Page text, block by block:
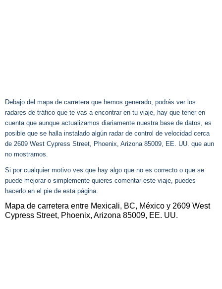
Debajo del mapa de carretera que hemos generado, podrás ver los
radares de tráfico que te vas a encontrar en tu viaje, hay que tener en
cuenta que aunque actualizamos diariamente nuestra base de datos, es
posible que se halla instalado algún radar de control de velocidad cerca
de 2609 West Cypress Street, Phoenix, Arizona 85009, EE. UU. que aun
no mostramos.
Si por cualquier motivo ves que hay algo que no es correcto o que se
puede mejorar o simplemente quieres comentar este viaje, puedes
hacerlo en el pie de esta página.
Mapa de carretera entre Mexicali, BC, México y 2609 West
Cypress Street, Phoenix, Arizona 85009, EE. UU.